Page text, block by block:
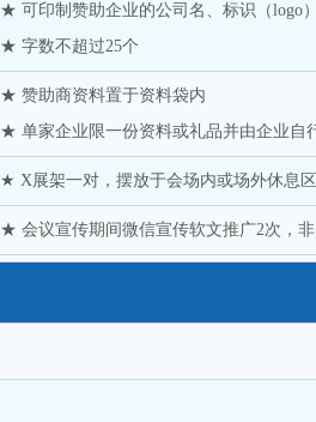
★ 可印制赞助企业的公司名、标识（logo
★ 字数不超过25个
★ 赞助商资料置于资料袋内
★ 单家企业限一份资料或礼品并由企业自
★ X展架一对，摆放于会场内或场外休息
★ 会议宣传期间微信宣传软文推广2次，